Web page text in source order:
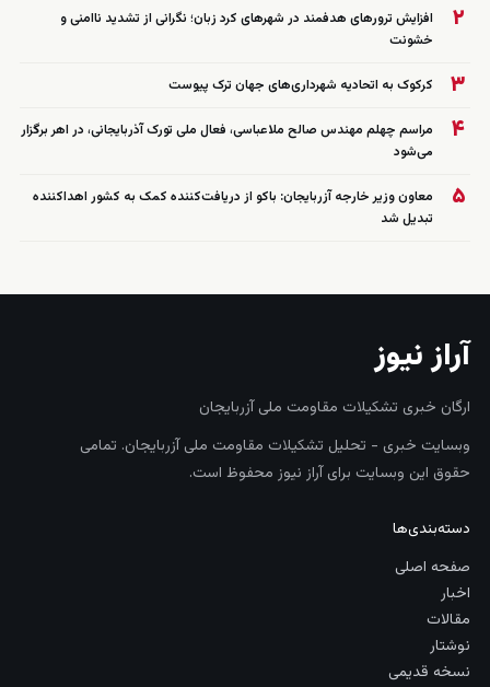
۲
افزایش ترورهای هدفمند در شهرهای کرد زبان؛ نگرانی از تشدید ناامنی و
خشونت
۳ کرکوک به اتحادیه شهرداری‌های جهان ترک پیوست
۴
مراسم چهلم مهندس صالح ملاعباسی، فعال ملی تورک آذربایجانی، در اهر برگزار
می‌شود
۵
معاون وزیر خارجه آزربایجان: باکو از دریافت‌کننده کمک به کشور اهداکننده
تبدیل شد
آراز نیوز
ارگان خبری تشکیلات مقاومت ملی آزربایجان
وبسایت خبری - تحلیل تشکیلات مقاومت ملی آزربایجان. تمامی
حقوق این وبسایت برای آراز نیوز محفوظ است.
دسته‌بندی‌ها
صفحه اصلی
اخبار
مقالات
نوشتار
نسخه قدیمی